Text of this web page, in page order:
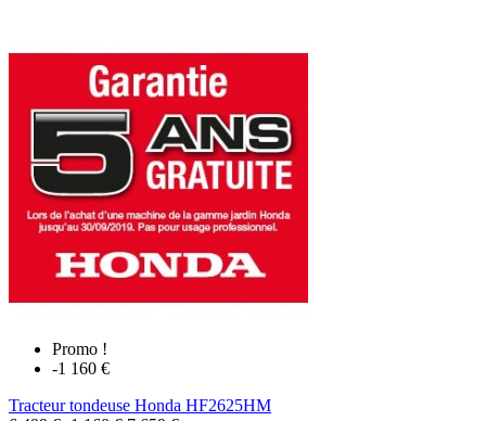
Promo !
-1 160 €
Tracteur tondeuse Honda HF2625HM